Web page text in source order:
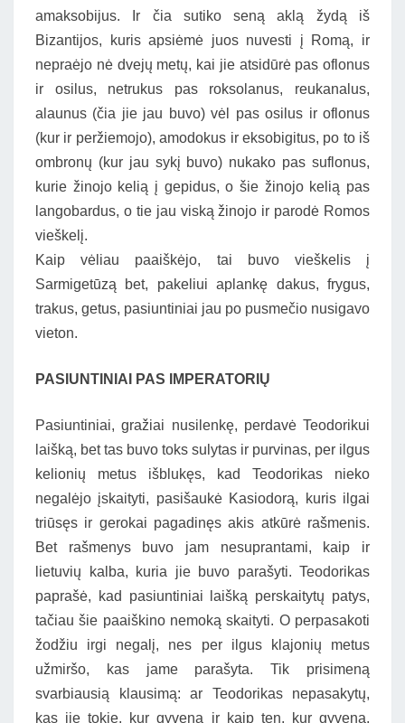
amaksobijus. Ir čia sutiko seną aklą žydą iš
Bizantijos, kuris apsiėmė juos nuvesti į Romą, ir
nepraėjo nė dvejų metų, kai jie atsidūrė pas oflonus
ir osilus, netrukus pas roksolanus, reukanalus,
alaunus (čia jie jau buvo) vėl pas osilus ir oflonus
(kur ir peržiemojo), amodokus ir eksobigitus, po to iš
ombronų (kur jau sykį buvo) nukako pas suflonus,
kurie žinojo kelią į gepidus, o šie žinojo kelią pas
langobardus, o tie jau viską žinojo ir parodė Romos
vieškelį.
Kaip vėliau paaiškėjo, tai buvo vieškelis į
Sarmigetūzą bet, pakeliui aplankę dakus, frygus,
trakus, getus, pasiuntiniai jau po pusmečio nusigavo
vieton.
PASIUNTINIAI PAS IMPERATORIŲ
Pasiuntiniai, gražiai nusilenkę, perdavė Teodorikui
laišką, bet tas buvo toks sulytas ir purvinas, per ilgus
kelionių metus išblukęs, kad Teodorikas nieko
negalėjo įskaityti, pasišaukė Kasiodorą, kuris ilgai
triūsęs ir gerokai pagadinęs akis atkūrė rašmenis.
Bet rašmenys buvo jam nesuprantami, kaip ir
lietuvių kalba, kuria jie buvo parašyti. Teodorikas
paprašė, kad pasiuntiniai laišką perskaitytų patys,
tačiau šie paaiškino nemoką skaityti. O perpasakoti
žodžiu irgi negalį, nes per ilgus klajonių metus
užmiršo, kas jame parašyta. Tik prisimeną
svarbiausią klausimą: ar Teodorikas nepasakytų,
kas jie tokie, kur gyvena ir kaip ten, kur gyvena,